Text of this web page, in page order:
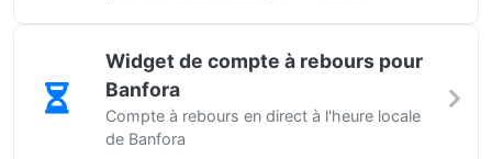
Widget de compte à rebours pour
Banfora
Compte à rebours en direct à l'heure locale
de Banfora